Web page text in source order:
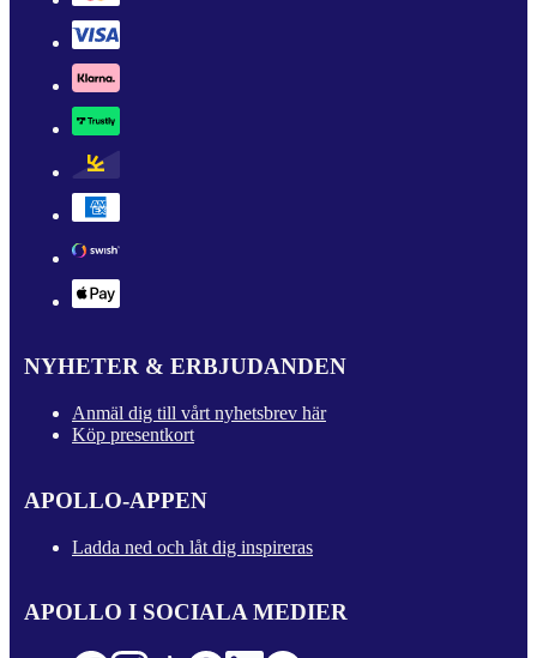
NYHETER & ERBJUDANDEN
Anmäl dig till vårt nyhetsbrev här
Köp presentkort
APOLLO-APPEN
Ladda ned och låt dig inspireras
APOLLO I SOCIALA MEDIER